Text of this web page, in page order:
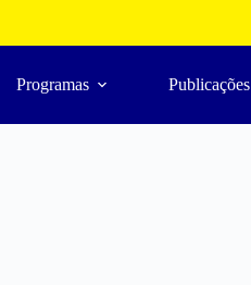
Programas Publicações